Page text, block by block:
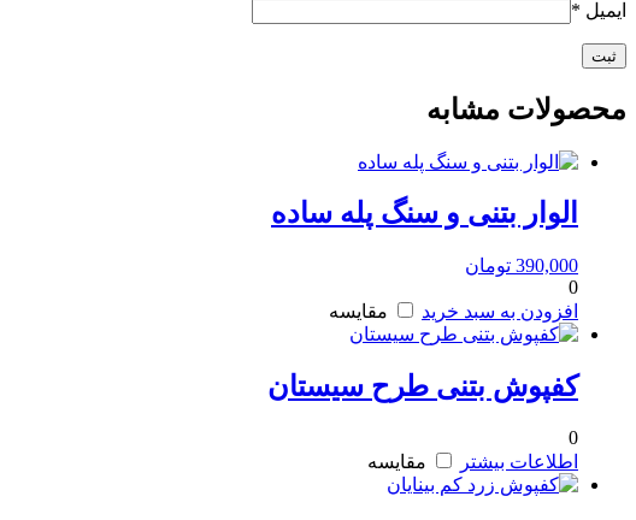
ایمیل *
محصولات مشابه
الوار بتنی و سنگ پله ساده
390,000 تومان
0
افزودن به سبد خرید
مقایسه
کفپوش بتنی طرح سیستان
0
اطلاعات بیشتر
مقایسه